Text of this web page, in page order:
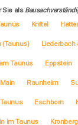
Sie als
Kriftel
(Taunus) Liederbach
Taunus Eppstein
Raunheim
Eschborn
im Taunus